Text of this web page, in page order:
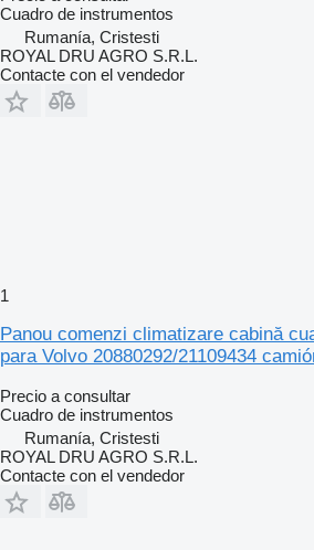
Cuadro de instrumentos
Rumanía, Cristesti
ROYAL DRU AGRO S.R.L.
Contacte con el vendedor
1
Panou comenzi climatizare cabină
para Volvo 20880292/21109434
Precio a consultar
Cuadro de instrumentos
Rumanía, Cristesti
ROYAL DRU AGRO S.R.L.
Contacte con el vendedor